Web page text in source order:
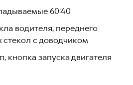
60:40
водителя, переднего
стекол с доводчиком
кнопка запуска двигателя